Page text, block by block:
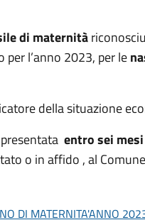
di maternità
l’anno 2023, per le
della situazione
entro sei
o in affido , al